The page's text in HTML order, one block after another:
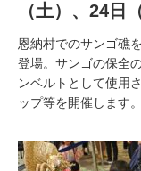
（土）、24日
恩納村でのサンゴ礁
登場。サンゴの保全
ンベルトとして使用
ップ等を開催します。